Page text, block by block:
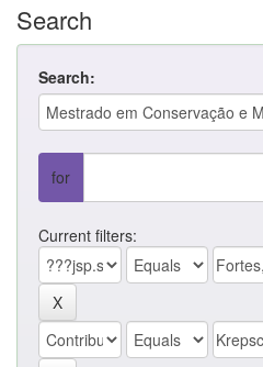
Search
Search:
for
Current filters: